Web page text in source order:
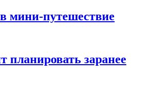
мини-путешествие
планировать заранее